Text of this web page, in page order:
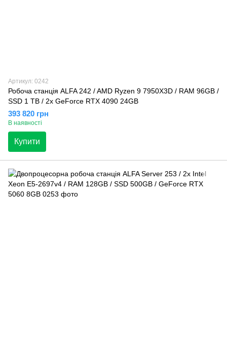
Артикул: 0242
Робоча станція ALFA 242 / AMD Ryzen 9 7950X3D / RAM 96GB /
SSD 1 TB / 2x GeForce RTX 4090 24GB
393 820 грн
В наявності
Купити